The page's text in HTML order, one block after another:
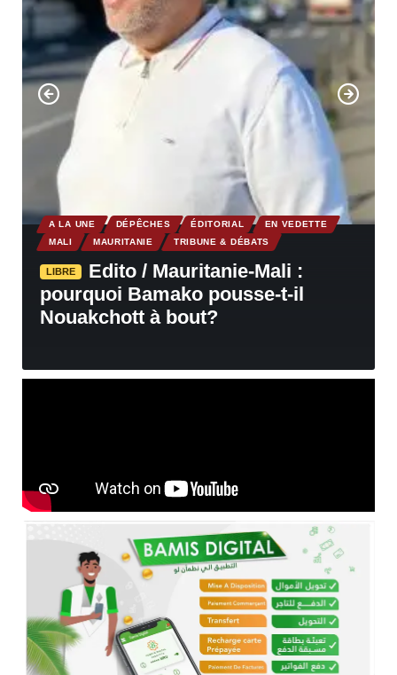
A LA UNE DÉPÊCHES ÉDITORIAL
EN VEDETTE
MALI
MAURITANIE TRIBUNE & DÉBATS
LIBRE
Edito / Mauritanie-Mali :
pourquoi Bamako pousse-t-il
Nouakchott à bout?